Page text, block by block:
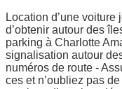
Location d’une
d’obtenir autour des
parking à Charlotte
signalisation autour
numéros de route -
ces et n’oubliez pas